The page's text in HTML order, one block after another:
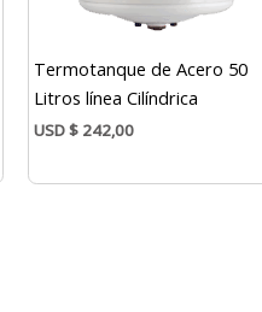
Termotanque de Acero 50
Litros línea Cilíndrica
USD$ 242,00